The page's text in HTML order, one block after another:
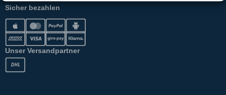
Sicher bezahlen
Unser Versandpartner